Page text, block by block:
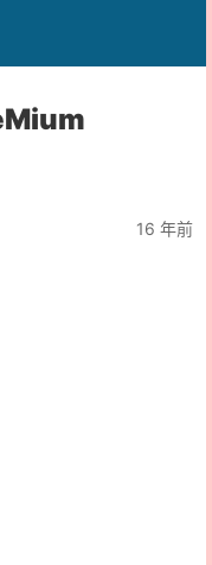
16 年前